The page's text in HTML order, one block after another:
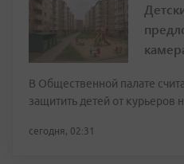
В Общественной палате
защитить детей от курьеров
сегодня, 02:31